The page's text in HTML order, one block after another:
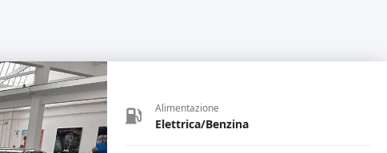
Alimentazione
Elettrica/Benzina